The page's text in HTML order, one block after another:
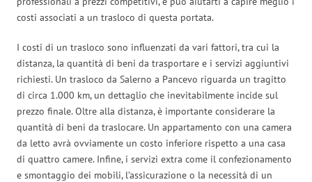
costi associati a un trasloco di questa portata.
I costi di un trasloco sono influenzati da vari fattori, tra cui la
distanza, la quantità di beni da trasportare e i servizi aggiuntivi
richiesti. Un trasloco da Salerno a Pancevo riguarda un tragitto
di circa 1.000 km, un dettaglio che inevitabilmente incide sul
prezzo finale. Oltre alla distanza, è importante considerare la
quantità di beni da traslocare. Un appartamento con una camera
da letto avrà ovviamente un costo inferiore rispetto a una casa
di quattro camere. Infine, i servizi extra come il confezionamento
e smontaggio dei mobili, l’assicurazione o la necessità di un